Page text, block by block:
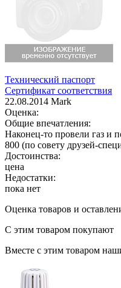
Технический паспорт
Сертификат соответствия
22.08.2014 Mark
Оценка:
Общие впечатления:
Наконец-то провели газ и
800 (по совету друзей-
Достоинства:
цена
Недостатки:
пока нет
Оценка товаров и
С этим товаром покупают
Вместе с этим товаром